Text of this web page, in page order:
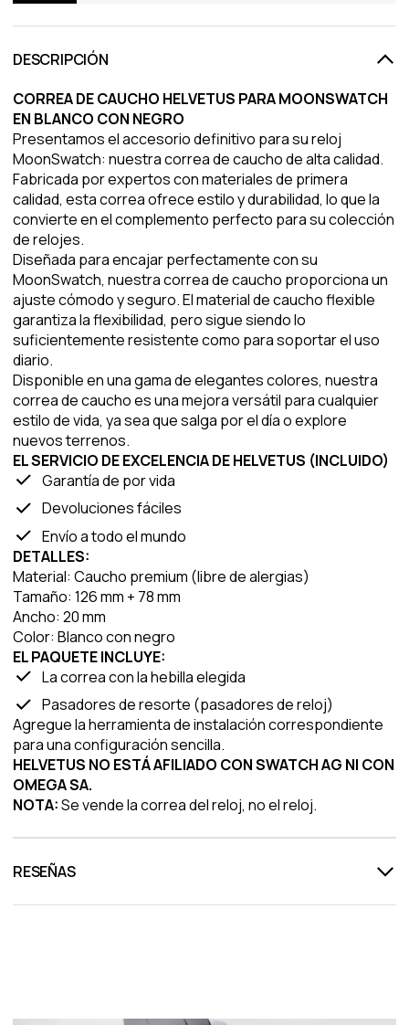
DESCRIPCIÓN
CORREA DE CAUCHO HELVETUS PARA MOONSWATCH
EN BLANCO CON NEGRO
Presentamos el accesorio definitivo para su reloj
MoonSwatch: nuestra correa de caucho de alta calidad.
Fabricada por expertos con materiales de primera
calidad, esta correa ofrece estilo y durabilidad, lo que la
convierte en el complemento perfecto para su colección
de relojes.
Diseñada para encajar perfectamente con su
MoonSwatch, nuestra correa de caucho proporciona un
ajuste cómodo y seguro. El material de caucho flexible
garantiza la flexibilidad, pero sigue siendo lo
suficientemente resistente como para soportar el uso
diario.
Disponible en una gama de elegantes colores, nuestra
correa de caucho es una mejora versátil para cualquier
estilo de vida, ya sea que salga por el día o explore
nuevos terrenos.
EL SERVICIO DE EXCELENCIA DE HELVETUS (INCLUIDO)
Garantía de por vida
Devoluciones fáciles
Envío a todo el mundo
DETALLES:
Material: Caucho premium (libre de alergias)
Tamaño: 126 mm + 78 mm
Ancho: 20 mm
Color: Blanco con negro
EL PAQUETE INCLUYE:
La correa con la hebilla elegida
Pasadores de resorte (pasadores de reloj)
Agregue la herramienta de instalación correspondiente
para una configuración sencilla.
HELVETUS NO ESTÁ AFILIADO CON SWATCH AG NI CON
OMEGA SA.
NOTA:Se vende la correa del reloj, no el reloj.
RESEÑAS